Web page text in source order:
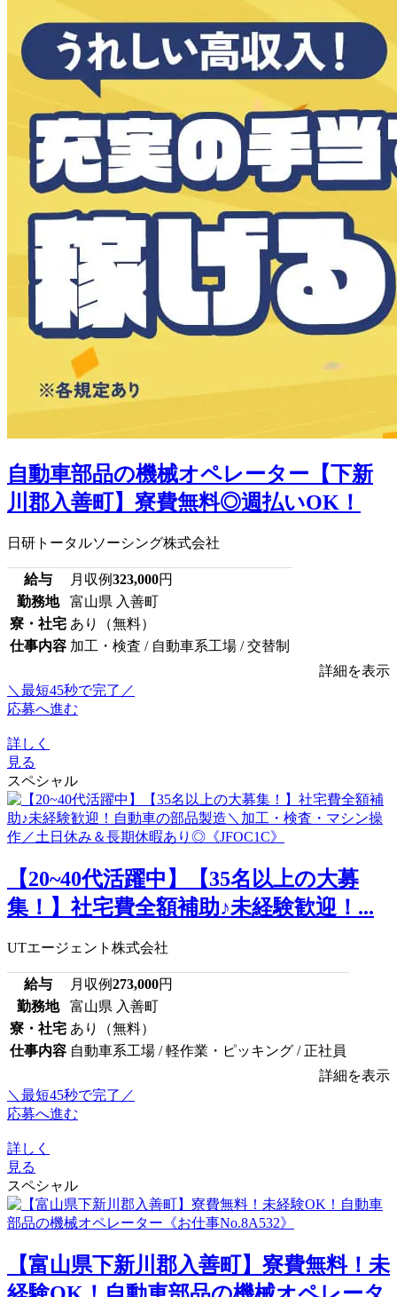
自動車部品の機械オペレーター【下新
川郡入善町】寮費無料◎週払いOK！
日研トータルソーシング株式会社
給与 月収例323,000円
勤務地
富山県 入善町
寮・社宅 あり（無料）
仕事内容 加工・検査 / 自動車系工場 / 交替制
詳細を表示
＼最短45秒で完了／
応募へ進む
詳しく
見る
スペシャル
【20~40代活躍中】【35名以上の大募
集！】社宅費全額補助♪未経験歓迎！...
UTエージェント株式会社
給与 月収例273,000円
勤務地
富山県 入善町
寮・社宅 あり（無料）
仕事内容 自動車系工場 / 軽作業・ピッキング / 正社員
詳細を表示
＼最短45秒で完了／
応募へ進む
詳しく
見る
スペシャル
【富山県下新川郡入善町】寮費無料！未